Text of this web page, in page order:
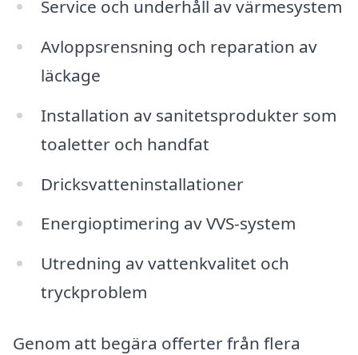
Service och underhåll av värmesystem
Avloppsrensning och reparation av
läckage
Installation av sanitetsprodukter som
toaletter och handfat
Dricksvatteninstallationer
Energioptimering av VVS-system
Utredning av vattenkvalitet och
tryckproblem
Genom att begära offerter från flera